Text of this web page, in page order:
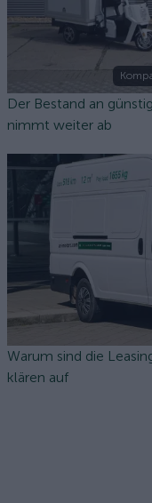
Der Bestand an
nimmt weiter ab
Warum sind die
klären auf